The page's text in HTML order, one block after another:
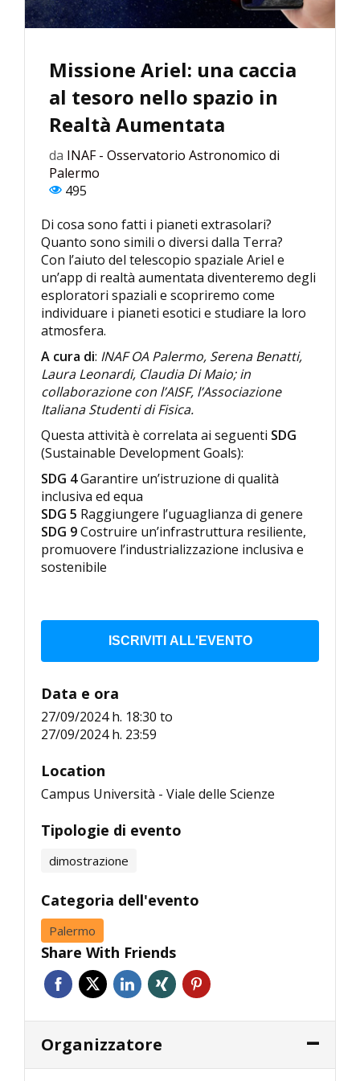
Missione Ariel: una caccia
al tesoro nello spazio in
Realtà Aumentata
da INAF - Osservatorio Astronomico di
Palermo
495
Di cosa sono fatti i pianeti extrasolari?
Quanto sono simili o diversi dalla Terra?
Con l’aiuto del telescopio spaziale Ariel e
un’app di realtà aumentata diventeremo degli
esploratori spaziali e scopriremo come
individuare i pianeti esotici e studiare la loro
atmosfera.
A cura di: INAF OA Palermo, Serena Benatti,
Laura Leonardi, Claudia Di Maio; in
collaborazione con l’AISF, l’Associazione
Italiana Studenti di Fisica.
Questa attività è correlata ai seguenti SDG
(Sustainable Development Goals):
SDG 4Garantire un’istruzione di qualità
inclusiva ed equa
SDG 5 Raggiungere l’uguaglianza di genere
SDG 9Costruire un’infrastruttura resiliente,
promuovere l’industrializzazione inclusiva e
sostenibile
ISCRIVITI ALL'EVENTO
Data e ora
27/09/2024 h. 18:30 to
27/09/2024 h. 23:59
Location
Campus Università - Viale delle Scienze
Tipologie di evento
dimostrazione
Categoria dell'evento
Palermo
Share With Friends
Organizzatore